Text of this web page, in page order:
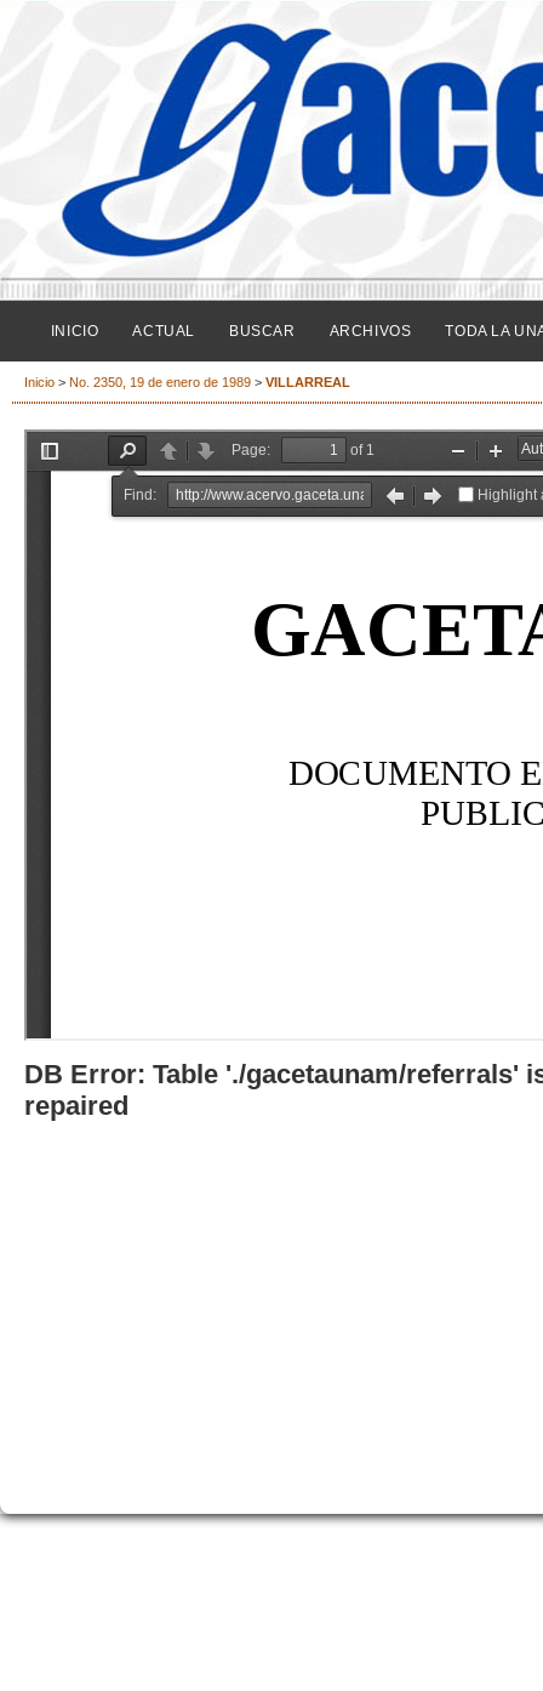
INICIO ACTUAL BUSCAR ARCHIVOS TODA LA
Inicio > No. 2350, 19 de enero de 1989 > VILLARREAL
DB Error: Table './gacetaunam/referrals'
repaired